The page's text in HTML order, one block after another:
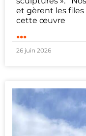
et gèrent les files
cette œuvre
...
26 juin 2026